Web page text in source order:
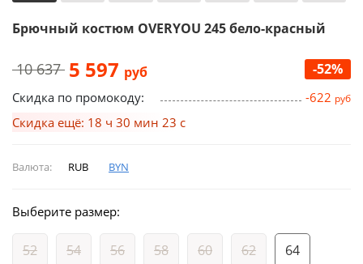
Брючный костюм OVERYOU 245 бело-красный
10 637 5 597 руб -52%
Скидка по промокоду: -622 руб
Скидка ещё: 18 ч 30 мин 22 с
Валюта: RUB BYN
Выберите размер:
52 54 56 58 60 62 64